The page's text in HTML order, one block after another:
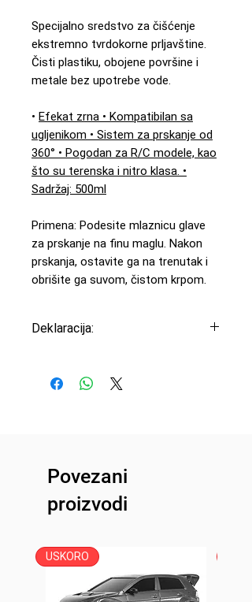
Specijalno sredstvo za čišćenje
ekstremno tvrdokorne prljavštine.
Čisti plastiku, obojene površine i
metale bez upotrebe vode.
• Efekat zrna • Kompatibilan sa
ugljenikom • Sistem za prskanje od
360° • Pogodan za R/C modele, kao
što su terenska i nitro klasa. •
Sadržaj: 500ml
Primena: Podesite mlaznicu glave
za prskanje na finu maglu. Nakon
prskanja, ostavite ga na trenutak i
obrišite ga suvom, čistom krpom.
Deklaracija:
d.o.o
Povezani
proizvodi
USKORO